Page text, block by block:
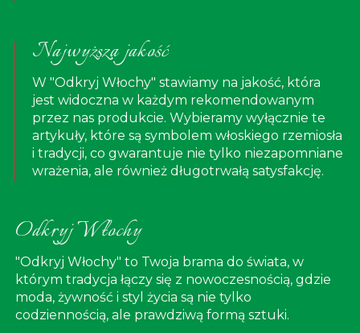
Najwyższa jakość
W "Odkryj Włochy" stawiamy na jakość, która
jest widoczna w każdym rekomendowanym
przez nas produkcie. Wybieramy wyłącznie te
artykuły, które są symbolem włoskiego rzemiosła
i tradycji, co gwarantuje nie tylko niezapomniane
wrażenia, ale również długotrwałą satysfakcję.
Odkryj Włochy
"Odkryj Włochy" to Twoja brama do świata, w
którym tradycja łączy się z nowoczesnością, gdzie
moda, żywność i styl życia są nie tylko
codziennością, ale prawdziwą formą sztuki.